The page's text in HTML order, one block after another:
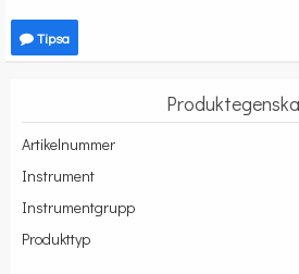
Tipsa
Artikelnummer
Instrument
Instrumentgrupp
Produkttyp